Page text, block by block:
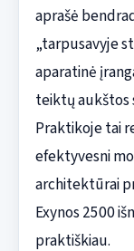
aprašė
„tarpusavyje
aparatinė
teiktų aukštos
Praktikoje tai
efektyvesni
architektūrai
Exynos 2500
praktiškiau.